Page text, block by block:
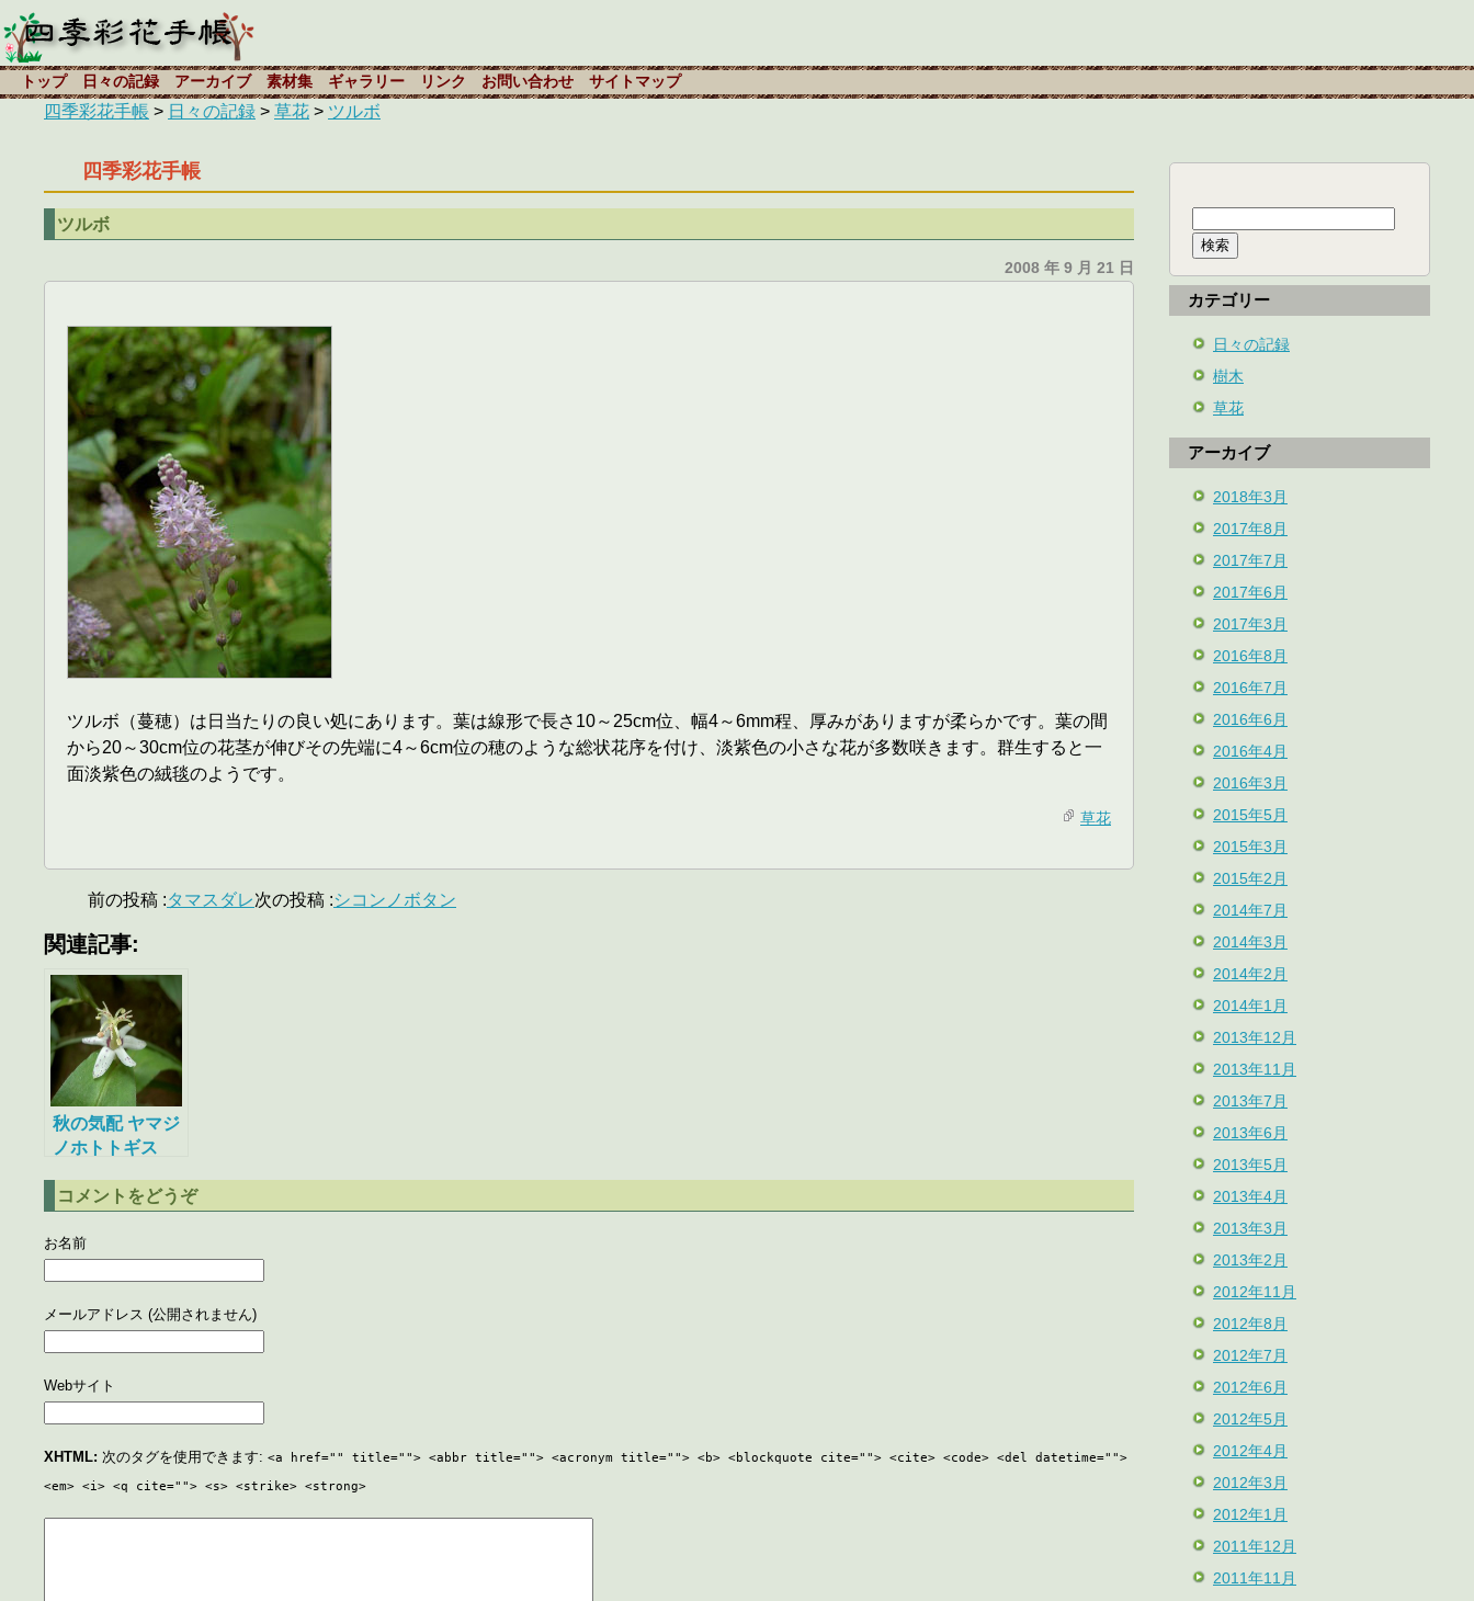
トップ 日々の記録 アーカイブ 素材集 ギャラリー リンク お問い合わせ サイトマップ
四季彩花手帳 > 日々の記録 > 草花 > ツルボ
四季彩花手帳
ツルボ
2008 年 9 月 21 日
ツルボ（蔓穂）は日当たりの良い処にあります。葉は線形で長さ10～25cm位、幅4～6mm程、厚みがありますが柔らかです。葉の間
から20～30cm位の花茎が伸びその先端に4～6cm位の穂のような総状花序を付け、淡紫色の小さな花が多数咲きます。群生すると一
面淡紫色の絨毯のようです。
草花
前の投稿 :タマスダレ次の投稿 :シコンノボタン
関連記事:
秋の気配 ヤマジ
ノホトトギス
コメントをどうぞ
お名前
メールアドレス (公開されません)
Webサイト
XHTML: 次のタグを使用できます: <a href="" title=""> <abbr title=""> <acronym title=""> <b> <blockquote cite=""> <cite> <code> <del datetime="">
<em> <i> <q cite=""> <s> <strike> <strong>
カテゴリー
日々の記録
樹木
草花
アーカイブ
2018年3月
2017年8月
2017年7月
2017年6月
2017年3月
2016年8月
2016年7月
2016年6月
2016年4月
2016年3月
2015年5月
2015年3月
2015年2月
2014年7月
2014年3月
2014年2月
2014年1月
2013年12月
2013年11月
2013年7月
2013年6月
2013年5月
2013年4月
2013年3月
2013年2月
2012年11月
2012年8月
2012年7月
2012年6月
2012年5月
2012年4月
2012年3月
2012年1月
2011年12月
2011年11月